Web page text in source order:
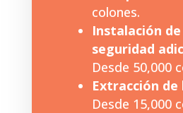
colones.
Instalación
seguridad
Desde 50,000
Extracción
Desde 15,000